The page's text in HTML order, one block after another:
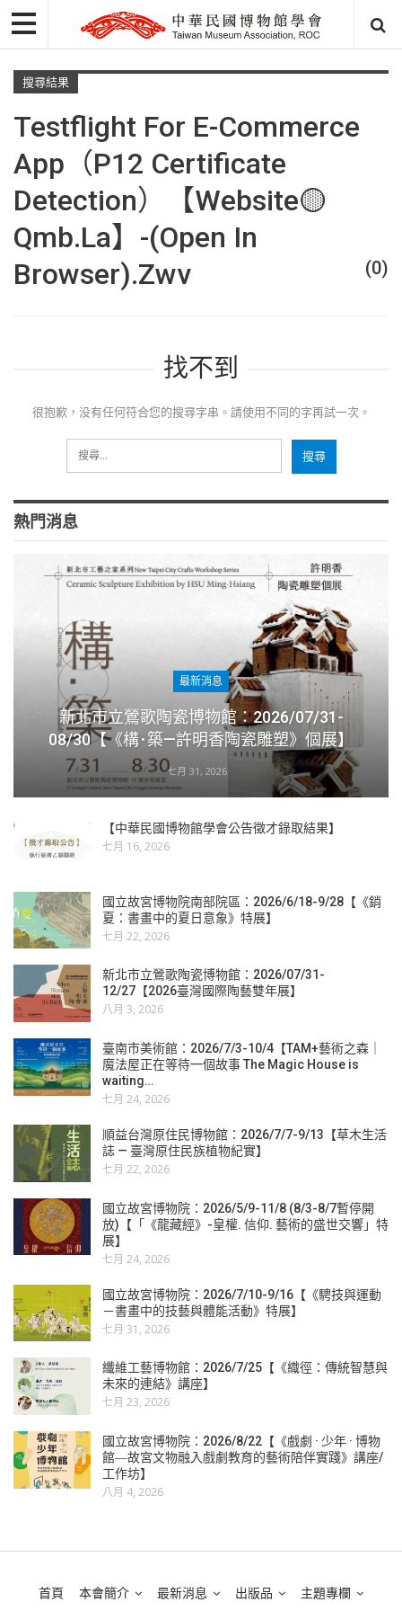
搜尋結果
Testflight For E-Commerce
App（p12 Certificate
Detection）【Website🟡
Qmb.la】-(Open In
Browser).zwv
(0)
找不到
很抱歉，没有任何符合您的搜尋字串。請使用不同的字再試一次。
熱門消息
最新消息
新北市立鶯歌陶瓷博物館：2026/07/31-
08/30【《構･築—許明香陶瓷雕塑》個展】
七月 31, 2026
【中華民國博物館學會公告徵才錄取結果】
七月 16, 2026
國立故宮博物院南部院區：2026/6/18-9/28【《銷
夏：書畫中的夏日意象》特展】
七月 22, 2026
新北市立鶯歌陶瓷博物館：2026/07/31-
12/27【2026臺灣國際陶藝雙年展】
八月 3, 2026
臺南市美術館：2026/7/3-10/4【TAM+藝術之森｜
魔法屋正在等待一個故事 The Magic House is
waiting…
七月 24, 2026
順益台灣原住民博物館：2026/7/7-9/13【草木生活
誌 — 臺灣原住民族植物紀實】
七月 22, 2026
國立故宮博物院：2026/5/9-11/8 (8/3-8/7暫停開
放)【「《龍藏經》-皇權. 信仰. 藝術的盛世交響」特
展】
七月 24, 2026
國立故宮博物院：2026/7/10-9/16【《騁技與運動
－書畫中的技藝與體能活動》特展】
七月 31, 2026
纖維工藝博物館：2026/7/25【《織徑：傳統智慧與
未來的連結》講座】
七月 23, 2026
國立故宮博物院：2026/8/22【《戲劇 · 少年 · 博物
館―故宮文物融入戲劇教育的藝術陪伴實踐》講座/
工作坊】
八月 4, 2026
首頁 本會簡介 最新消息 出版品
主題專欄